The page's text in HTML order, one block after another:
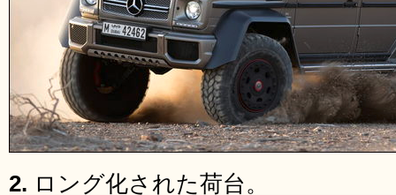
2. ロング化された荷台。